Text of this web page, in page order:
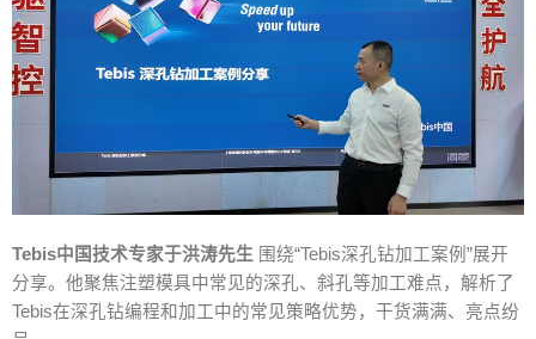
Tebis中国技术专家于洪涛先生 围绕“Tebis深孔钻加工案例 ”展开
分享。他聚焦注塑模具中常见的深孔、斜孔等加工难点，解析了
Tebis在深孔钻编程和加工中的常见策略优势，干货满满、亮点纷